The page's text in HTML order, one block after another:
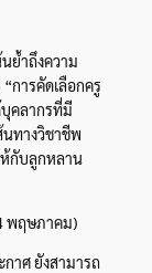
ย้ำถึงความ
การคัดเลือกครู
คลากรที่มี
ทางวิชาชีพ
ห้กับลูกหลาน
พฤษภาคม)
าศ ยังสามารถ